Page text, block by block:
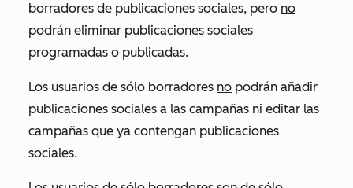
borradores de publicaciones sociales, pero no
podrán eliminar publicaciones sociales
programadas o publicadas.
Los usuarios de sólo borradores no podrán añadir
publicaciones sociales a las campañas ni editar las
campañas que ya contengan publicaciones
sociales.